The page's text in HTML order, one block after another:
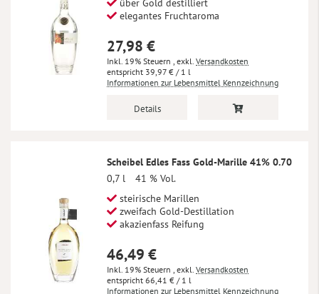
über Gold destilliert
elegantes Fruchtaroma
27,98 €
Inkl. 19% Steuern , exkl. Versandkosten
39,97 € / 1 l
Informationen zur Lebensmittel Kennzeichnung
Details
Scheibel Edles Fass Gold-Marille 41% 0.70
0,7 l
41 % Vol.
steirische Marillen
zweifach Gold-Destillation
akazienfass Reifung
46,49 €
Inkl. 19% Steuern , exkl. Versandkosten
66,41 € / 1 l
Informationen zur Lebensmittel Kennzeichnung